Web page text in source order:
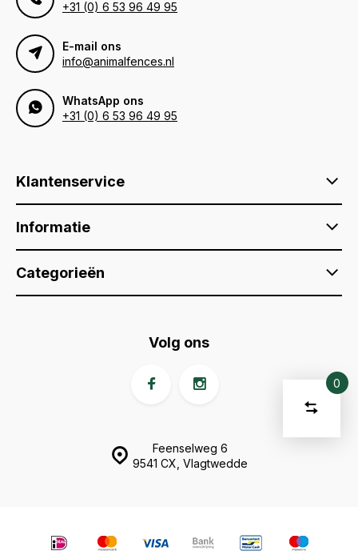
+31 (0) 6 53 96 49 95
E-mail ons
info@animalfences.nl
WhatsApp ons
+31 (0) 6 53 96 49 95
Klantenservice
Informatie
Categorieën
Feenselweg 6
9541 CX, Vlagtwedde
Volg ons
0
Vergelijk
Verwijder
U
Start